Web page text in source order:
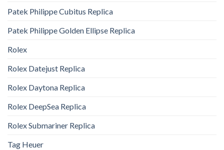
Patek Philippe Cubitus Replica
Patek Philippe Golden Ellipse Replica
Rolex
Rolex Datejust Replica
Rolex Daytona Replica
Rolex DeepSea Replica
Rolex Submariner Replica
Tag Heuer